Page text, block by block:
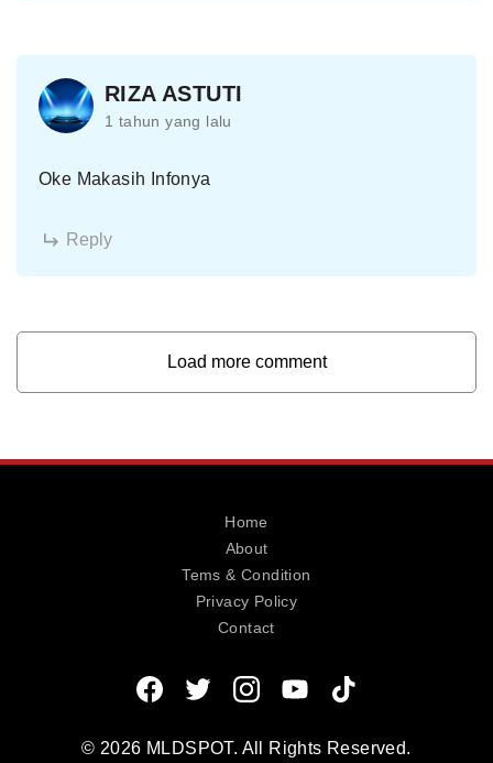
RIZA ASTUTI
1 tahun yang lalu
Oke Makasih Infonya
Reply
Load more comment
© 2026 MLDSPOT. All Rights Reserved.
Home
About
Tems & Condition
Privacy Policy
Contact